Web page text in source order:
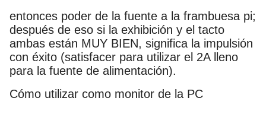
entonces poder de la fuente a la frambuesa pi;
después de eso si la exhibición y el tacto
ambas están MUY BIEN, significa la impulsión
con éxito (satisfacer para utilizar el 2A lleno
para la fuente de alimentación).
Cómo utilizar como monitor de la PC